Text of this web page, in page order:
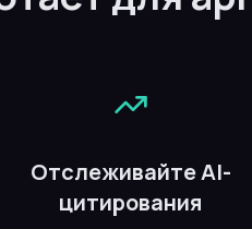
Отслеживайте AI-
цитирования